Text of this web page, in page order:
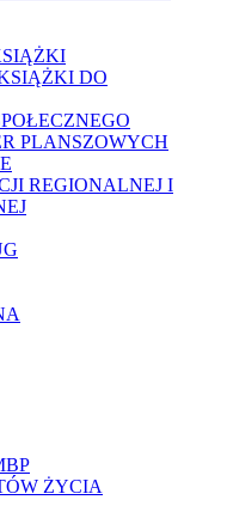
DO
PLANSZOWYCH
REGIONALNEJ I
ŻYCIA